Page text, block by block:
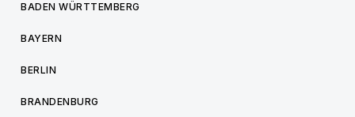
BADEN WÜRTTEMBERG
BAYERN
BERLIN
BRANDENBURG